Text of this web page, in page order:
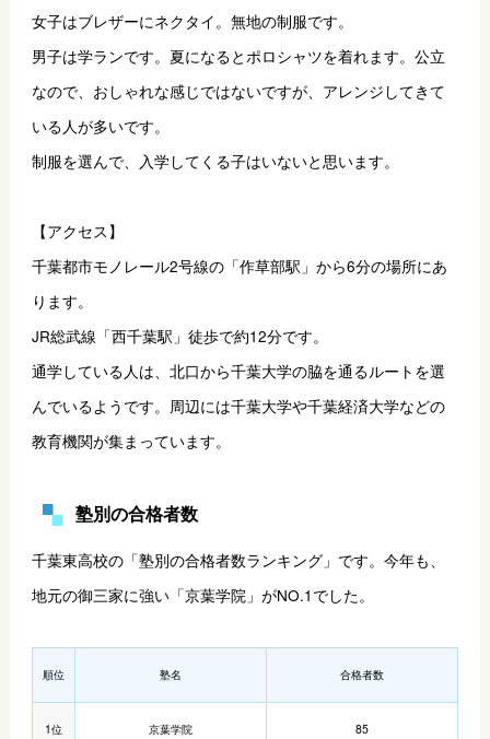
女子はブレザーにネクタイ。無地の制服です。
男子は学ランです。夏になるとポロシャツを着れます。公立
なので、おしゃれな感じではないですが、アレンジしてきて
いる人が多いです。
制服を選んで、入学してくる子はいないと思います。
【アクセス】
千葉都市モノレール2号線の「作草部駅」から6分の場所にあ
ります。
JR総武線「西千葉駅」徒歩で約12分です。
通学している人は、北口から千葉大学の脇を通るルートを選
んでいるようです。周辺には千葉大学や千葉経済大学などの
教育機関が集まっています。
塾別の合格者数
千葉東高校の「塾別の合格者数ランキング」です。今年も、
地元の御三家に強い「京葉学院」がNO.1でした。
順位 塾名 合格者数
1位 京葉学院 85